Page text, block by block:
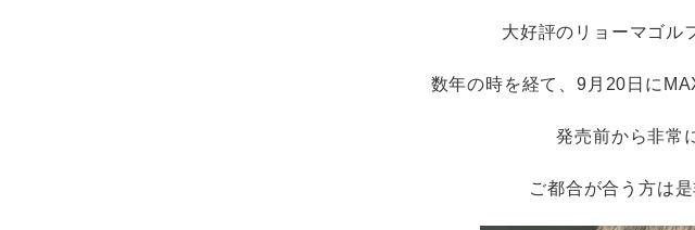
大好評のリョーマゴル
数年の時を経て、9月20日に
発売前から非常
ご都合が合う方は